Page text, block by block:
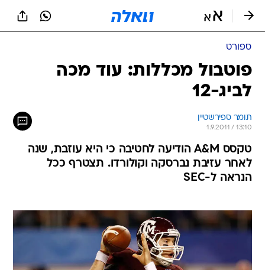
ספורט
פוטבול מכללות: עוד מכה
לביג-12
תומר ספירשטיין
1.9.2011 / 13:10
טקסס A&M הודיעה לחטיבה כי היא עוזבת, שנה
לאחר עזיבת נברסקה וקולורדו. תצטרף ככל
הנראה ל-SEC